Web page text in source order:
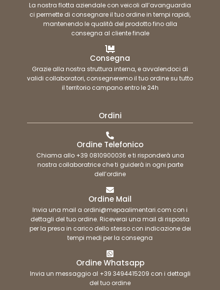
La nostra flotta aziendale con veicoli all’avanguardia
ci permette di consegnare il tuo ordine in tempi rapidi,
mantenendo le qualità del prodotto fino alla
consegna al cliente finale
Consegna
Grazie alla nostra struttura interna, e avvalendoci di
validi collaboratori, consegneremo il tuo ordine su tutto
il territorio campano entro le 24h
Ordini
Ordine Telefonico
Chiama allo +39 0810900036 e ti risponderà una
nostra collaboratrice che ti guiderà in ogni parte
dell’ordine
Ordine Mail
Invia una mail a ordini@mepaalimentari.com con i
dettagli del tuo ordine. Riceverai una mail di risposta
per la presa in carico dello stesso con indicazione dei
tempi medi per la consegna
Ordine Whatsapp
Invia un messaggio al +39 3494415209 con i dettagli
del tuo ordine